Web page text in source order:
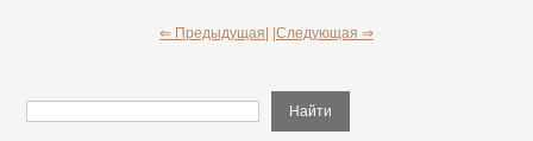
⇐ Предыдущая| |Следующая ⇒